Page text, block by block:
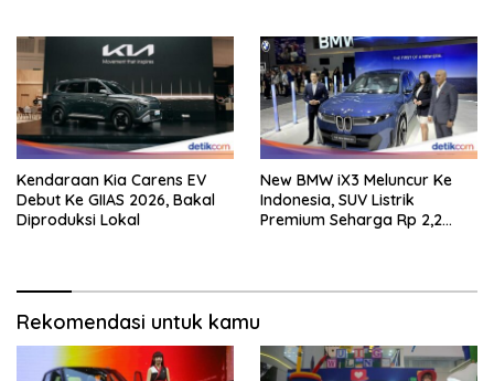
Kendaraan Kia Carens EV
Debut Ke GIIAS 2026, Bakal
Diproduksi Lokal
New BMW iX3 Meluncur Ke
Indonesia, SUV Listrik
Premium Seharga Rp 2,2
Rekomendasi untuk kamu